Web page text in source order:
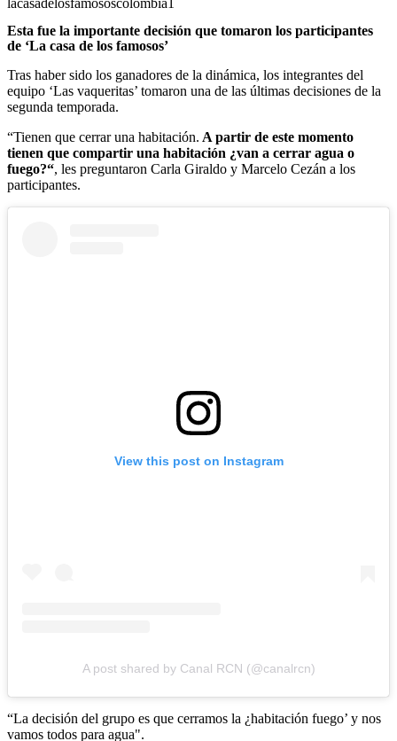
lacasadelosfamososcolombia1
Esta fue la importante decisión que tomaron los participantes
de ‘La casa de los famosos’
Tras haber sido los ganadores de la dinámica, los integrantes del
equipo ‘Las vaqueritas’ tomaron una de las últimas decisiones de la
segunda temporada.
“Tienen que cerrar una habitación. A partir de este momento
tienen que compartir una habitación ¿van a cerrar agua o
fuego?“, les preguntaron Carla Giraldo y Marcelo Cezán a los
participantes.
View this post on Instagram
A post shared by Canal RCN (@canalrcn)
“La decisión del grupo es que cerramos la ¿habitación fuego’ y nos
vamos todos para agua".